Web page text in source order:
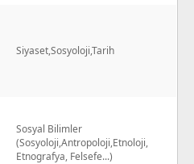
Siyaset,Sosyoloji,Tarih
Sosyal Bilimler
(Sosyoloji,Antropoloji,Etnoloji,
Etnografya, Felsefe...)